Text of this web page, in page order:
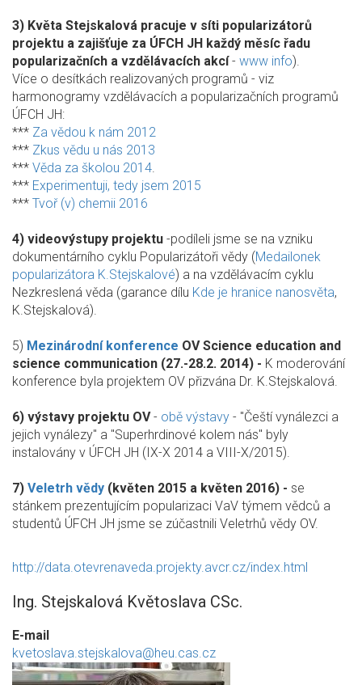
3) Květa Stejskalová pracuje v síti popularizátorů
projektu a zajišťuje za ÚFCH JH každý měsíc řadu
popularizačních a vzdělávacích akcí- www info).
Více o desítkách realizovaných programů - viz
harmonogramy vzdělávacích a popularizačních programů
ÚFCH JH:
*** Za vědou k nám 2012
*** Zkus vědu u nás 2013
*** Věda za školou 2014.
*** Experimentuji, tedy jsem 2015
*** Tvoř (v) chemii 2016
4) videovýstupy projektu -podíleli jsme se na vzniku
dokumentárního cyklu Popularizátoři vědy (Medailonek
popularizátora K.Stejskalové) a na vzdělávacím cyklu
Nezkreslená věda (garance dílu Kde je hranice nanosvěta,
K.Stejskalová).
5) Mezinárodní konference OV Science education and
science communication (27.-28.2. 2014) - K moderování
konference byla projektem OV přizvána Dr. K.Stejskalová.
6) výstavy projektu OV- obě výstavy - "Čeští vynálezci a
jejich vynálezy" a "Superhrdinové kolem nás" byly
instalovány v ÚFCH JH (IX-X 2014 a VIII-X/2015).
7) Veletrh vědy (květen 2015 a květen 2016) - se
stánkem prezentujícím popularizaci VaV týmem vědců a
studentů ÚFCH JH jsme se zúčastnili Veletrhů vědy OV.
http://data.otevrenaveda.projekty.avcr.cz/index.html
Ing. Stejskalová Květoslava CSc.
E-mail
kvetoslava.stejskalova@heu.cas.cz